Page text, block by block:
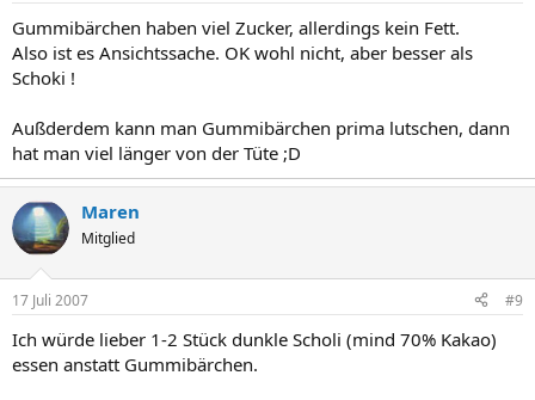
Gummibärchen haben viel Zucker, allerdings kein Fett.
Also ist es Ansichtssache. OK wohl nicht, aber besser als
Schoki !
Außderdem kann man Gummibärchen prima lutschen, dann
hat man viel länger von der Tüte ;D
Maren
Mitglied
17 Juli 2007 #9
Ich würde lieber 1-2 Stück dunkle Scholi (mind 70% Kakao)
essen anstatt Gummibärchen.